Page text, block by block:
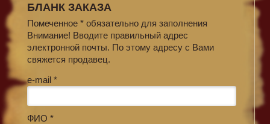
БЛАНК ЗАКАЗА
Помеченное * обязательно для заполнения
Внимание! Вводите правильный адрес
электронной почты. По этому адресу с Вами
свяжется продавец.
e-mail *
ФИО *